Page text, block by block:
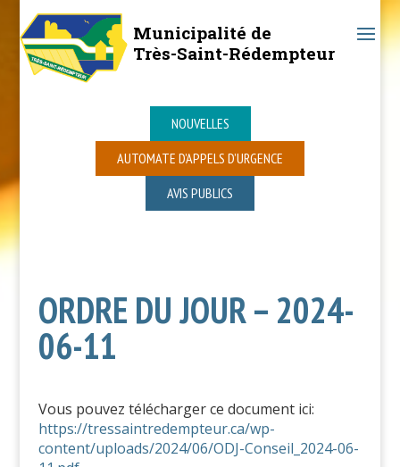
Municipalité de
Très-Saint-Rédempteur
NOUVELLES
AUTOMATE D’APPELS D’URGENCE
AVIS PUBLICS
ORDRE DU JOUR – 2024-
06-11
Vous pouvez télécharger ce document ici:
https://tressaintredempteur.ca/wp-
content/uploads/2024/06/ODJ-Conseil_2024-06-